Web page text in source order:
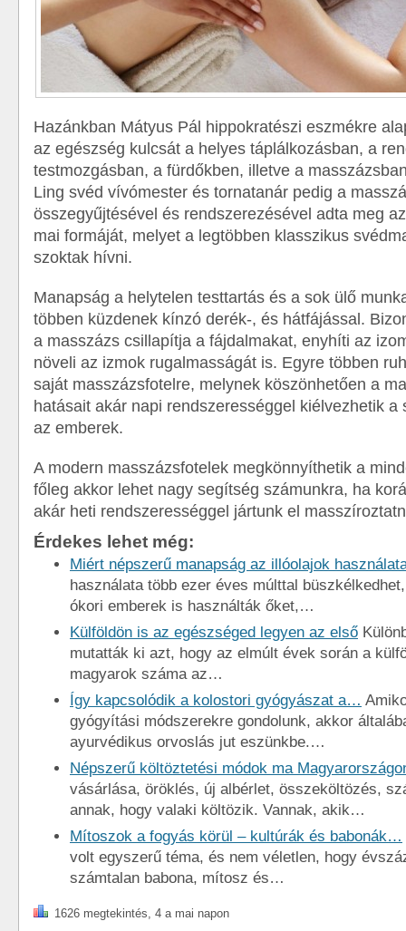
Hazánkban Mátyus Pál hippokratészi eszmékre
az egészség kulcsát a helyes táplálkozásban, a
testmozgásban, a fürdőkben, illetve a
Ling svéd vívómester és tornatanár pedig a
összegyűjtésével és rendszerezésével adta meg
mai formáját, melyet a legtöbben klasszikus
szoktak hívni.
Manapság a helytelen testtartás és a sok ülő
többen küzdenek kínzó derék-, és hátfájással.
a masszázs csillapítja a fájdalmakat, enyhíti az
növeli az izmok rugalmasságát is. Egyre többen
saját masszázsfotelre, melynek köszönhetően a
hatásait akár napi rendszerességgel kiélvezhetik a
az emberek.
A modern masszázsfotelek megkönnyíthetik a
főleg akkor lehet nagy segítség számunkra, ha
akár heti rendszerességgel jártunk el
Érdekes lehet még:
Miért népszerű manapság az illóolajok
használata több ezer éves múlttal
ókori emberek is használták őket,…
Külföldön is az egészséged legyen az első
mutatták ki azt, hogy az elmúlt évek során a
magyarok száma az…
Így kapcsolódik a kolostori gyógyászat a…
gyógyítási módszerekre gondolunk, akkor
ayurvédikus orvoslás jut eszünkbe.…
Népszerű költöztetési módok ma
vásárlása, öröklés, új albérlet, összeköltözés,
annak, hogy valaki költözik. Vannak, akik…
Mítoszok a fogyás körül – kultúrák és babonák…
volt egyszerű téma, és nem véletlen, hogy
számtalan babona, mítosz és…
1626 megtekintés, 4 a mai napon